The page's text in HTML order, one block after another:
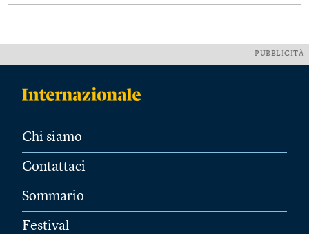
PUBBLICITÀ
Chi siamo
Contattaci
Sommario
Festival